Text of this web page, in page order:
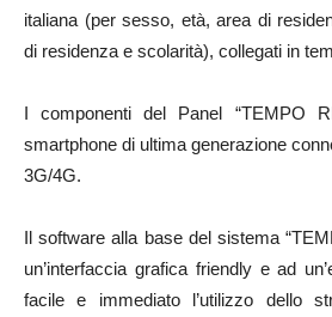
italiana (per sesso, età, area di
di residenza e scolarità), collegati in
I componenti del Panel “TEMPO
smartphone di ultima generazione
3G/4G.
Il software alla base del sistema
un’interfaccia grafica friendly e ad
facile e immediato l’utilizzo dello